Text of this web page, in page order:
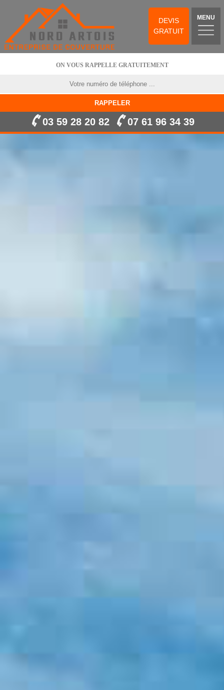
DEVIS
GRATUIT
MENU
ON VOUS RAPPELLE GRATUITEMENT
03 59 28 20 82 07 61 96 34 39